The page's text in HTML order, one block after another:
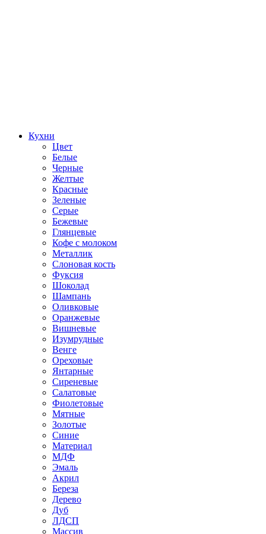
Кухни
Цвет
Белые
Черные
Желтые
Красные
Зеленые
Серые
Бежевые
Глянцевые
Кофе с молоком
Металлик
Слоновая кость
Фуксия
Шоколад
Шампань
Оливковые
Оранжевые
Вишневые
Изумрудные
Венге
Ореховые
Янтарные
Сиреневые
Салатовые
Фиолетовые
Мятные
Золотые
Синие
Материал
МДФ
Эмаль
Акрил
Береза
Дерево
Дуб
ЛДСП
Массив